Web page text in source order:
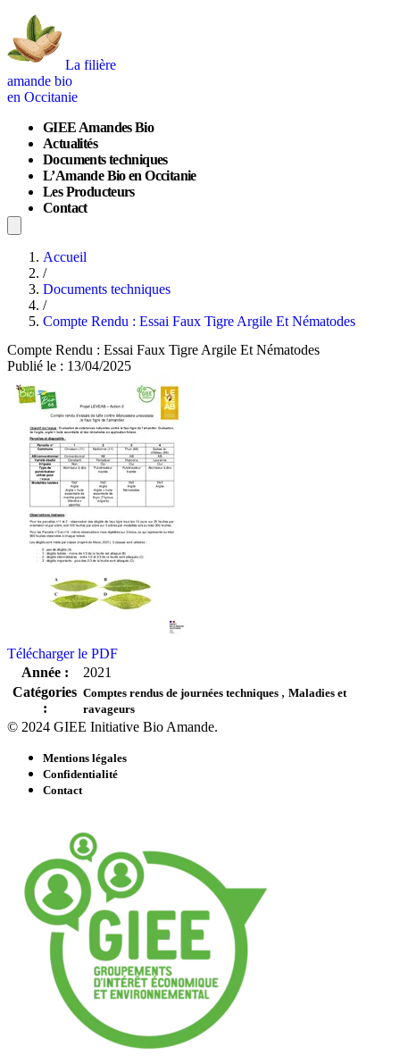
La filière
amande bio
en Occitanie
GIEE Amandes Bio
Actualités
Documents techniques
L’Amande Bio en Occitanie
Les Producteurs
Contact
Accueil
/
Documents techniques
/
Compte Rendu : Essai Faux Tigre Argile Et Nématodes
Compte Rendu : Essai Faux Tigre Argile Et Nématodes
Publié le : 13/04/2025
Télécharger le PDF
Année :
2021
Catégories
:
Comptes rendus de journées techniques , Maladies et
ravageurs
© 2024 GIEE Initiative Bio Amande.
Mentions légales
Confidentialité
Contact